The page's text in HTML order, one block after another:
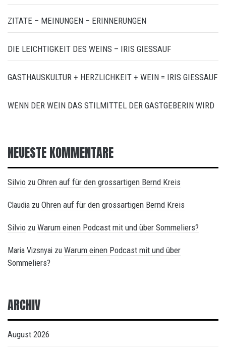
ZITATE – MEINUNGEN – ERINNERUNGEN
DIE LEICHTIGKEIT DES WEINS – IRIS GIESSAUF
GASTHAUSKULTUR + HERZLICHKEIT + WEIN = IRIS GIESSAUF
WENN DER WEIN DAS STILMITTEL DER GASTGEBERIN WIRD
NEUESTE KOMMENTARE
Silvio zu Ohren auf für den grossartigen Bernd Kreis
Claudia zu Ohren auf für den grossartigen Bernd Kreis
Silvio zu Warum einen Podcast mit und über Sommeliers?
Maria Vizsnyai zu Warum einen Podcast mit und über
Sommeliers?
ARCHIV
August 2026